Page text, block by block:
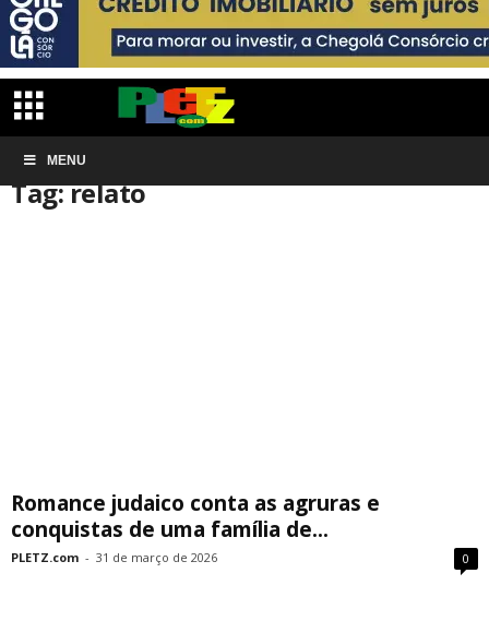
MENU
Início Tags
Tag: relato
Romance judaico conta as agruras e
conquistas de uma família de...
PLETZ.com - 31 de março de 2026 0